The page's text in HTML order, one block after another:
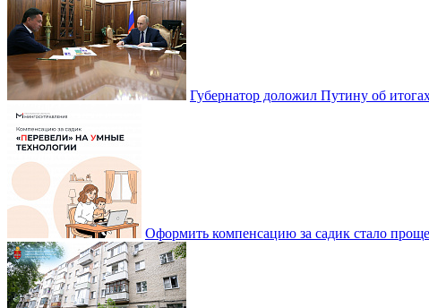
Губернатор доложил Путину об
Оформить компенсацию за садик стало проще